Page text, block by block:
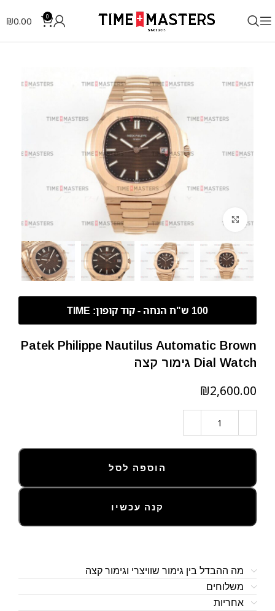
0
₪0.00
לחצו להגדלה
Patek Philippe Nautilus Automatic Brown
Dial Watch גימור קצה
₪
הוספה לסל
קנה עכשיו
מה ההבדל בין גימור שוויצרי וגימור קצה
משלוחים
אחריות